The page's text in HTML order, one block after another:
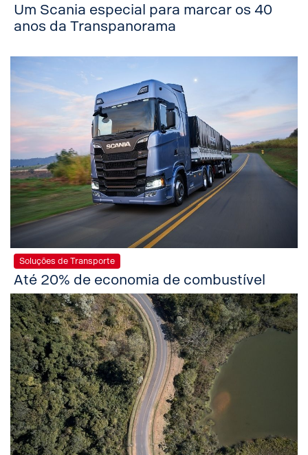
Um Scania especial para marcar os 40
anos da Transpanorama
Soluções de Transporte
Até 20% de economia de combustível